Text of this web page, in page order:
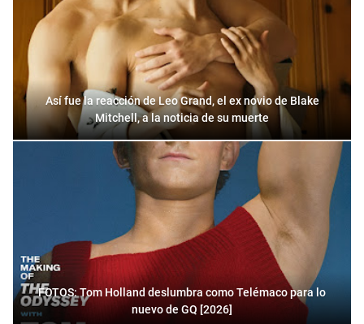
Así fue la reacción de Leo Grand, el ex novio de Blake
Mitchell, a la noticia de su muerte
FOTOS: Tom Holland deslumbra como Telémaco para lo
nuevo de GQ [2026]